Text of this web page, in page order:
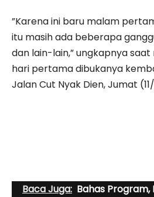
”Karena ini baru malam
itu masih ada beberapa
dan lain-lain,” ungkapnya
hari pertama dibukanya
Jalan Cut Nyak Dien, Jumat
Baca Juga: Bahas Program,